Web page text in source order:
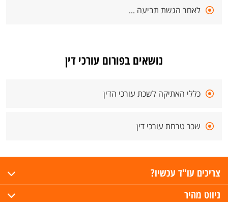
לאחר הגשת תביעה ...
נושאים בפורום עורכי דין
כללי האתיקה לשכת עורכי הדין
שכר טרחת עורכי דין
צריכים עו"ד עכשיו?
ניווט מהיר